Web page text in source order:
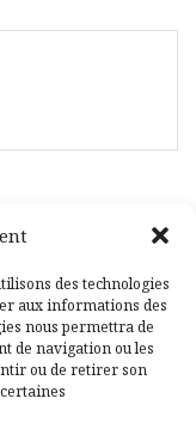
des technologies
aux informations des
nous permettra de
de navigation ou les
ou de retirer son